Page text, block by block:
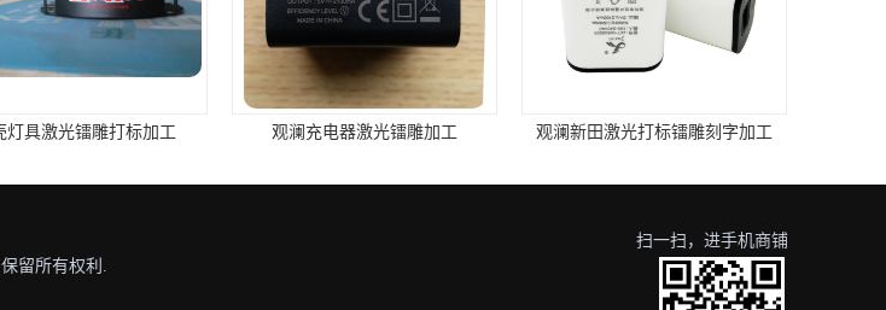
观澜充电器激光镭雕加工 观澜新田激光打标镭雕刻字加工
保留所有权利.
扫一扫，进手机商铺